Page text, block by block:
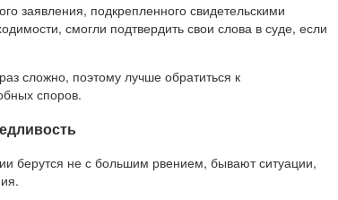
заявления, подкрепленного свидетельскими
смогли подтвердить свои слова в суде, если
сложно, поэтому лучше обратиться к
споров.
берутся не с большим рвением, бывают ситуации,